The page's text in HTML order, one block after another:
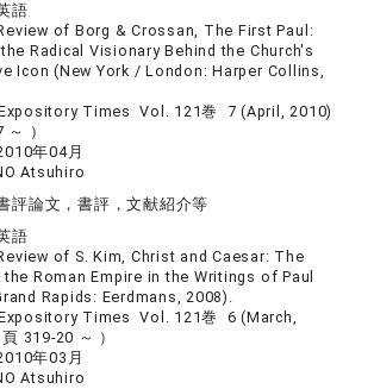
語
of Borg & Crossan, The First Paul:
Radical Visionary Behind the Church's
Icon (New York / London: Harper Collins,
Times Vol. 121巻 7 (April, 2010)
）
年04月
Atsuhiro
評論文，書評，文献紹介等
語
of S. Kim, Christ and Caesar: The
Roman Empire in the Writings of Paul
Rapids: Eerdmans, 2008).
Times Vol. 121巻 6 (March,
319-20 ～ ）
年03月
Atsuhiro